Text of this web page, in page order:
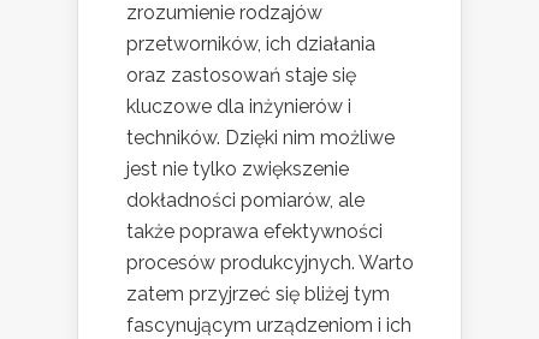
zrozumienie rodzajów
przetworników, ich działania
oraz zastosowań staje się
kluczowe dla inżynierów i
techników. Dzięki nim możliwe
jest nie tylko zwiększenie
dokładności pomiarów, ale
także poprawa efektywności
procesów produkcyjnych. Warto
zatem przyjrzeć się bliżej tym
fascynującym urządzeniom i ich